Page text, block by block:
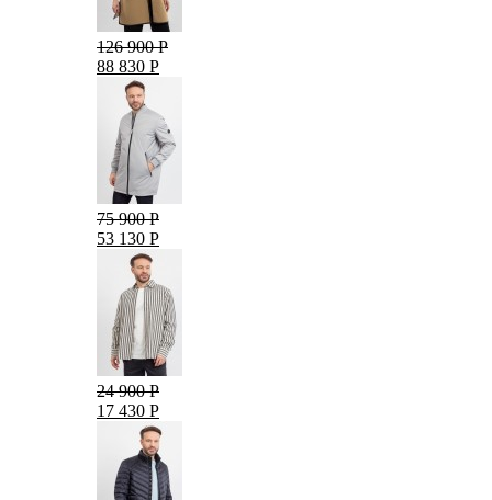
126 900 Р
88 830 Р
75 900 Р
53 130 Р
24 900 Р
17 430 Р